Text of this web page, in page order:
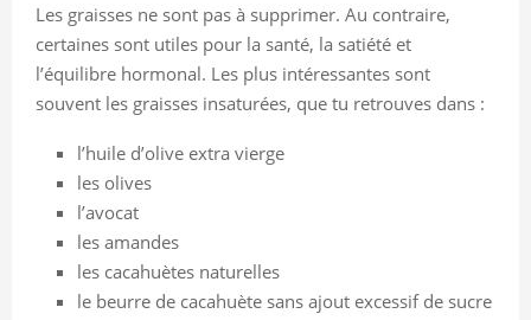
Les graisses ne sont pas à supprimer. Au contraire,
certaines sont utiles pour la santé, la satiété et
l’équilibre hormonal. Les plus intéressantes sont
souvent les graisses insaturées, que tu retrouves dans :
l’huile d’olive extra vierge
les olives
l’avocat
les amandes
les cacahuètes naturelles
le beurre de cacahuète sans ajout excessif de sucre